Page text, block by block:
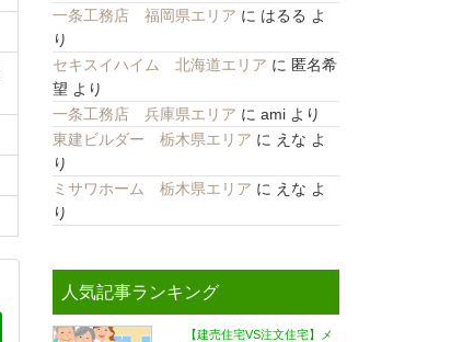
一条工務店 福岡県エリア に はるる よ
り
セキスイハイム 北海道エリア に 匿名希
望 より
一条工務店 兵庫県エリア に amiより
東建ビルダー 栃木県エリア に えな よ
り
ミサワホーム 栃木県エリア に えな よ
り
人気記事ランキング
【建売住宅VS注文住宅】メ